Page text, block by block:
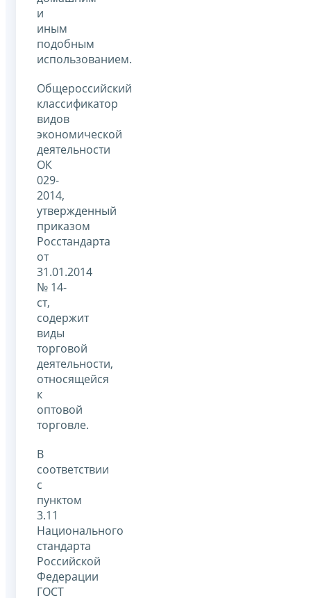
и
иным
подобным
использованием.
Общероссийский
классификатор
видов
экономической
деятельности
ОК
029-
2014,
утвержденный
приказом
Росстандарта
от
31.01.2014
№ 14-
ст,
содержит
виды
торговой
деятельности,
относящейся
к
оптовой
торговле.
В
соответствии
с
пунктом
3.11
Национального
стандарта
Российской
Федерации
ГОСТ